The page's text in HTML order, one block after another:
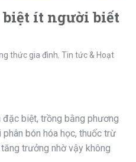
ít người biết
thức gia đình, Tin tức & Hoạt
đặc biệt, trồng bằng phương
bón hóa học, thuốc trừ
trưởng nhờ vậy không